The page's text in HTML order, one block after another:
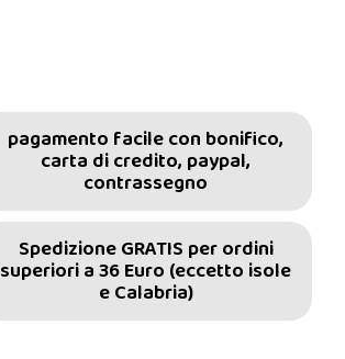
pagamento facile con bonifico,
carta di credito, paypal,
contrassegno
Spedizione GRATIS per ordini
superiori a 36 Euro (eccetto isole
e Calabria)